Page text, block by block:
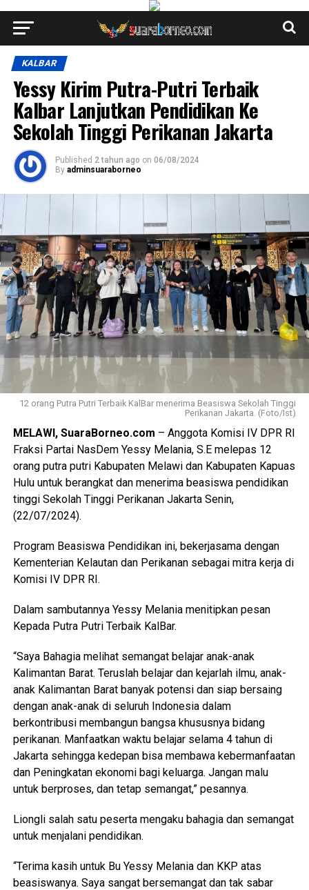
KALBAR
Yessy Kirim Putra-Putri Terbaik
Kalbar Lanjutkan Pendidikan Ke
Sekolah Tinggi Perikanan Jakarta
Published 2 tahun ago on 06/08/2024
By adminsuaraborneo
12 orang Putra Putri Terbaik KalBar menerima Beasiswa Sekolah Tinggi
Perikanan Jakarta. (Foto/Ist)
MELAWI, SuaraBorneo.com – Anggota Komisi IV DPR RI
Fraksi Partai NasDem Yessy Melania, S.E melepas 12
orang putra putri Kabupaten Melawi dan Kabupaten Kapuas
Hulu untuk berangkat dan menerima beasiswa pendidikan
tinggi Sekolah Tinggi Perikanan Jakarta Senin,
(22/07/2024).
Program Beasiswa Pendidikan ini, bekerjasama dengan
Kementerian Kelautan dan Perikanan sebagai mitra kerja di
Komisi IV DPR RI.
Dalam sambutannya Yessy Melania menitipkan pesan
Kepada Putra Putri Terbaik KalBar.
“Saya Bahagia melihat semangat belajar anak-anak
Kalimantan Barat. Teruslah belajar dan kejarlah ilmu, anak-
anak Kalimantan Barat banyak potensi dan siap bersaing
dengan anak-anak di seluruh Indonesia dalam
berkontribusi membangun bangsa khususnya bidang
perikanan. Manfaatkan waktu belajar selama 4 tahun di
Jakarta sehingga kedepan bisa membawa kebermanfaatan
dan Peningkatan ekonomi bagi keluarga. Jangan malu
untuk berproses, dan tetap semangat,” pesannya.
Liongli salah satu peserta mengaku bahagia dan semangat
untuk menjalani pendidikan.
“Terima kasih untuk Bu Yessy Melania dan KKP atas
beasiswanya. Saya sangat bersemangat dan tak sabar